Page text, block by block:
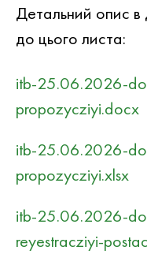
Детальний опис в
до цього листа:
itb-25.06.2026-
propozycziyi.docx
itb-25.06.2026-
propozycziyi.xlsx
itb-25.06.2026-
reyestracziyi-